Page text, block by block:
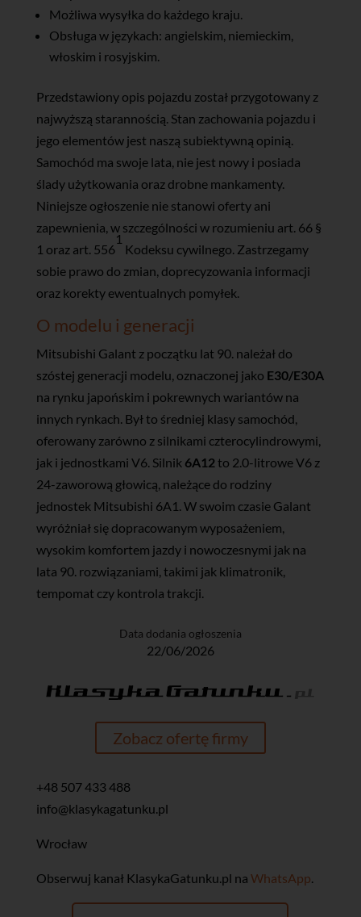
Możliwa wysyłka do każdego kraju.
Obsługa w językach: angielskim, niemieckim,
włoskim i rosyjskim.
Przedstawiony opis pojazdu został przygotowany z
najwyższą starannością. Stan zachowania pojazdu i
jego elementów jest naszą subiektywną opinią.
Samochód ma swoje lata, nie jest nowy i posiada
ślady użytkowania oraz drobne mankamenty.
Niniejsze ogłoszenie nie stanowi oferty ani
zapewnienia, w szczególności w rozumieniu art. 66 §
1 oraz art. 556
1
Kodeksu cywilnego. Zastrzegamy
sobie prawo do zmian, doprecyzowania informacji
oraz korekty ewentualnych pomyłek.
O modelu i generacji
Mitsubishi Galant z początku lat 90. należał do
szóstej generacji modelu, oznaczonej jako E30/E30A
na rynku japońskim i pokrewnych wariantów na
innych rynkach. Był to średniej klasy samochód,
oferowany zarówno z silnikami czterocylindrowymi,
jak i jednostkami V6. Silnik 6A12 to 2.0-litrowe V6 z
24-zaworową głowicą, należące do rodziny
jednostek Mitsubishi 6A1. W swoim czasie Galant
wyróżniał się dopracowanym wyposażeniem,
wysokim komfortem jazdy i nowoczesnymi jak na
lata 90. rozwiązaniami, takimi jak klimatronik,
tempomat czy kontrola trakcji.
Data dodania ogłoszenia
22/06/2026
Zobacz ofertę firmy
+48 507 433 488
info@klasykagatunku.pl
Wrocław
‎Obserwuj kanał KlasykaGatunku.pl na WhatsApp